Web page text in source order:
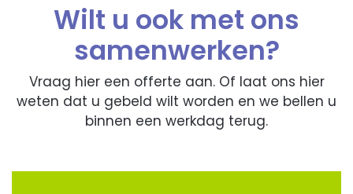
Wilt u ook met ons
samenwerken?
Vraag hier een offerte aan. Of laat ons hier
weten dat u gebeld wilt worden en we bellen u
binnen een werkdag terug.